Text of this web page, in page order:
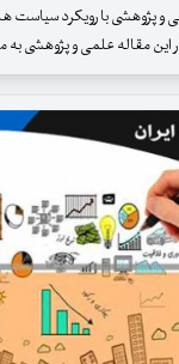
و پژوهشی با رویکرد سیاست
مقاله علمی و پژوهشی